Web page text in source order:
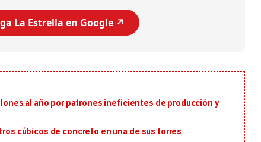
La Estrella en Google ↗️
al año por patrones ineficientes de producción y
cúbicos de concreto en una de sus torres
al sur de Japón, provocando una